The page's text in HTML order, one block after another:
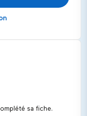
sa fiche.